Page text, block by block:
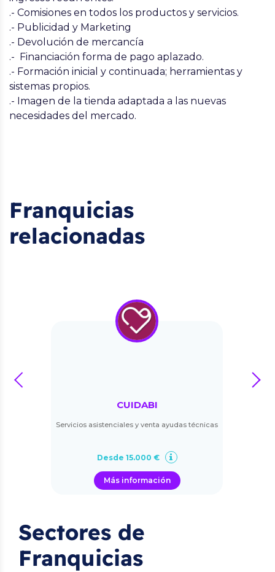
.- Comisiones en todos los productos y servicios.
.- Publicidad y Marketing
.- Devolución de mercancía
.- Financiación forma de pago aplazado.
.- Formación inicial y continuada; herramientas y
sistemas propios.
.- Imagen de la tienda adaptada a las nuevas
necesidades del mercado.
Franquicias
relacionadas
CUIDABI
Servicios asistenciales y venta ayudas técnicas
Desde 15.000 €
Más información
prev next
Sectores de
Franquicias